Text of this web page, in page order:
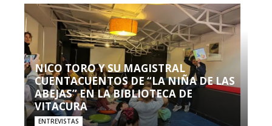
NICO TORO Y SU MAGISTRAL
CUENTACUENTOS DE “LA NIÑA DE LAS
ABEJAS” EN LA BIBLIOTECA DE
VITACURA
ENTREVISTAS